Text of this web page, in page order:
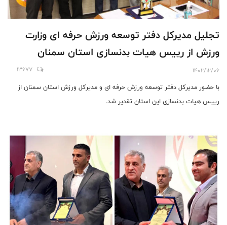
تجلیل مدیرکل دفتر توسعه ورزش حرفه ای وزارت
ورزش از رییس هیات بدنسازی استان سمنان
1402/12/06
13677
با حضور مدیرکل دفتر توسعه ورزش حرفه ای و مدیرکل ورزش استان سمنان از
رییس هیات بدنسازی این استان تقدیر شد.